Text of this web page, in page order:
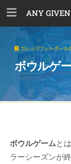
ANY GIVEN
カレッジフットボール
ボウルゲ
ボウルゲームと
ラーシーズンが